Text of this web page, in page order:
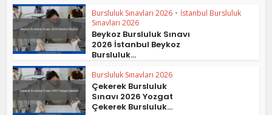
Bursluluk Sınavları 2026 • İstanbul Bursluluk
Sınavları 2026
Beykoz Bursluluk Sınavı
2026 İstanbul Beykoz
Bursluluk...
Bursluluk Sınavları 2026
Çekerek Bursluluk
Sınavı 2026 Yozgat
Çekerek Bursluluk...